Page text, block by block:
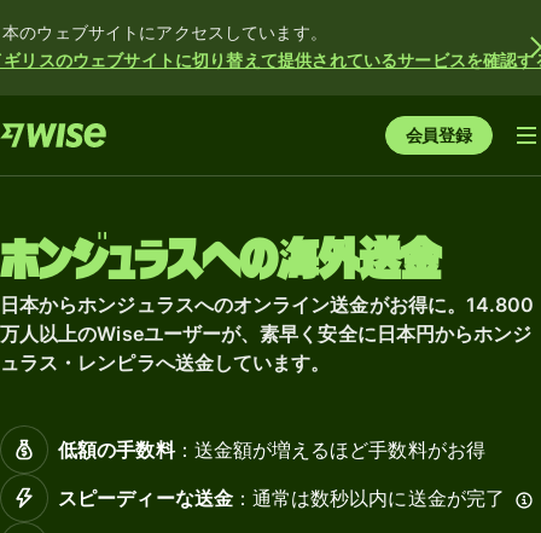
のウェブサイトにアクセスしています。
ギリスのウェブサイトに切り替えて提供されているサービスを確認す
会員登録
ホンジュラスへの海外送金
日本からホンジュラスへのオンライン送金がお得に。14.800
万人以上のWiseユーザーが、素早く安全に日本円からホンジ
ュラス・レンピラへ送金しています。
低額の手数料：送金額が増えるほど手数料がお得
スピーディーな送金：通常は数秒以内に送金が完了